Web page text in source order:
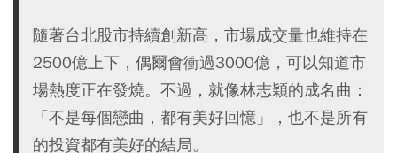
隨著台北股市持續創新高，市場成交量也維持在
2500億上下，偶爾會衝過3000億，可以知道市
場熱度正在發燒。不過，就像林志穎的成名曲：
「不是每個戀曲，都有美好回憶」，也不是所有
的投資都有美好的結局。